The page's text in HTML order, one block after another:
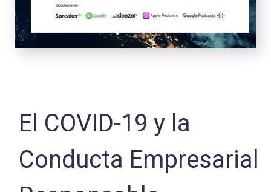
El COVID-19 y la
Conducta Empresarial